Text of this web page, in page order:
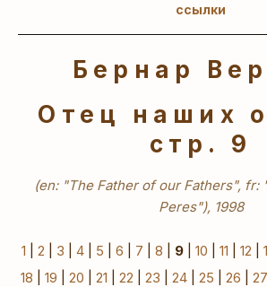
ссылки
Бернар
Отец наших
стр. 9
(en: "The Father of our Fathers", fr:
Peres"), 1998
1 2 3 4| 5 6 7 8 9| 10 11 12
18
19 20 21 22 23 24| 25 26 27